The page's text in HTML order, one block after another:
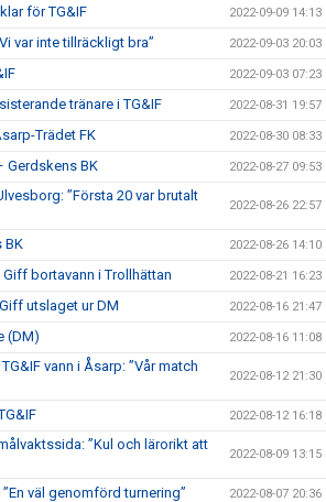
för TG&IF 2022-09-09 14:13
var inte tillräckligt bra” 2022-09-03 20:03
2022-09-03 07:23
tränare i TG&IF 2022-08-31 19:57
Trädet FK 2022-08-30 08:33
Gerdskens BK 2022-08-27 09:53
”Första 20 var brutalt
2022-08-26 22:57
BK 2022-08-26 14:10
bortavann i Trollhättan 2022-08-21 16:23
utslaget ur DM 2022-08-16 21:47
(DM) 2022-08-16 11:08
vann i Åsarp: ”Vår match
2022-08-12 21:30
2022-08-12 16:18
”Kul och lärorikt att
2022-08-09 13:15
väl genomförd turnering” 2022-08-07 20:36